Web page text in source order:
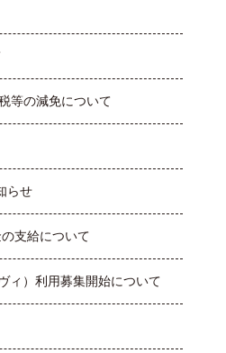
等の減免について
らせ
支給について
ィ）利用募集開始について